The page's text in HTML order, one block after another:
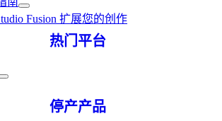
Fusion 扩展您的创作
热门平台
停产产品